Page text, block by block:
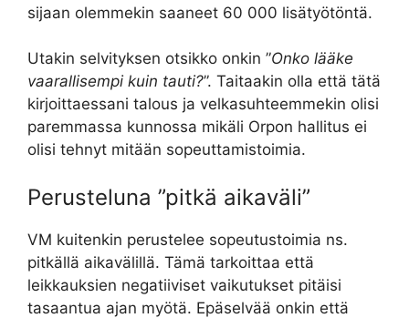
sijaan olemmekin saaneet 60 000 lisätyötöntä.
Utakin selvityksen otsikko onkin ”Onko lääke
vaarallisempi kuin tauti?”. Taitaakin olla että tätä
kirjoittaessani talous ja velkasuhteemmekin olisi
paremmassa kunnossa mikäli Orpon hallitus ei
olisi tehnyt mitään sopeuttamistoimia.
Perusteluna ”pitkä aikaväli”
VM kuitenkin perustelee sopeutustoimia ns.
pitkällä aikavälillä. Tämä tarkoittaa että
leikkauksien negatiiviset vaikutukset pitäisi
tasaantua ajan myötä. Epäselvää onkin että